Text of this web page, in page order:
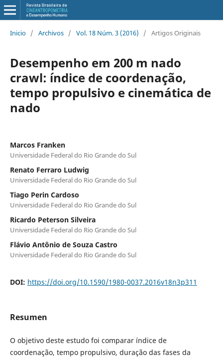
Inicio / Archivos / Vol. 18 Núm. 3 (2016) / Artigos Originais
Desempenho em 200 m nado
crawl: índice de coordenação,
tempo propulsivo e cinemática de
nado
Marcos Franken
Universidade Federal do Rio Grande do Sul
Renato Ferraro Ludwig
Universidade Federal do Rio Grande do Sul
Tiago Perin Cardoso
Universidade Federal do Rio Grande do Sul
Ricardo Peterson Silveira
Universidade Federal do Rio Grande do Sul
Flávio Antônio de Souza Castro
Universidade Federal do Rio Grande do Sul
DOI: https://doi.org/10.1590/1980-0037.2016v18n3p311
Resumen
O objetivo deste estudo foi comparar índice de
coordenação, tempo propulsivo, duração das fases da